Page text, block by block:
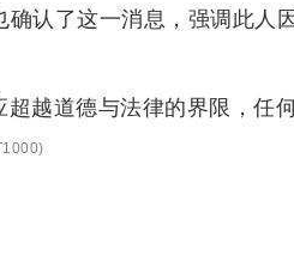
认了这一消息，强调此人
越道德与法律的界限，任